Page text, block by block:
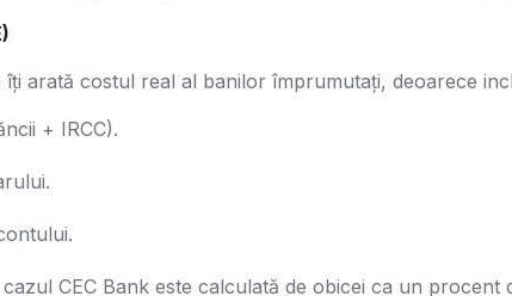
arată costul real al banilor împrumutați, deoarece
+ IRCC).
CEC Bank este calculată de obicei ca un procent